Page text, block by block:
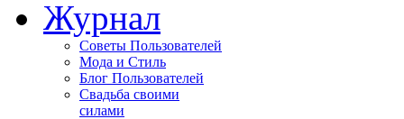
Журнал
Советы Пользователей
Мода и Стиль
Блог Пользователей
Свадьба своими
силами